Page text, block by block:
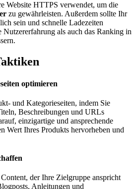
Website HTTPS verwendet, um die
zu gewährleisten. Außerdem sollte Ihr
sein und schnelle Ladezeiten
als auch das Ranking in
optimieren
und Kategorieseiten, indem Sie
Beschreibungen und URLs
einzigartige und ansprechende
Wert Ihres Produkts hervorheben und
der Ihre Zielgruppe anspricht
Anleitungen und